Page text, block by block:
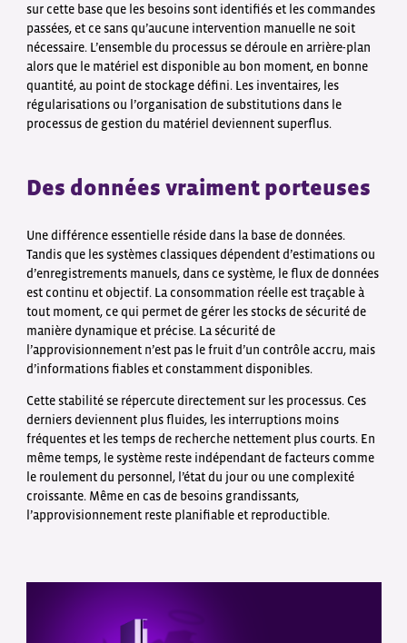
sur cette base que les besoins sont identifiés et les commandes
passées, et ce sans qu’aucune intervention manuelle ne soit
nécessaire. L’ensemble du processus se déroule en arrière-plan
alors que le matériel est disponible au bon moment, en bonne
quantité, au point de stockage défini. Les inventaires, les
régularisations ou l’organisation de substitutions dans le
processus de gestion du matériel deviennent superflus.
Des données vraiment porteuses
Une différence essentielle réside dans la base de données.
Tandis que les systèmes classiques dépendent d’estimations ou
d’enregistrements manuels, dans ce système, le flux de données
est continu et objectif. La consommation réelle est traçable à
tout moment, ce qui permet de gérer les stocks de sécurité de
manière dynamique et précise. La sécurité de
l’approvisionnement n’est pas le fruit d’un contrôle accru, mais
d’informations fiables et constamment disponibles.
Cette stabilité se répercute directement sur les processus. Ces
derniers deviennent plus fluides, les interruptions moins
fréquentes et les temps de recherche nettement plus courts. En
même temps, le système reste indépendant de facteurs comme
le roulement du personnel, l’état du jour ou une complexité
croissante. Même en cas de besoins grandissants,
l’approvisionnement reste planifiable et reproductible.